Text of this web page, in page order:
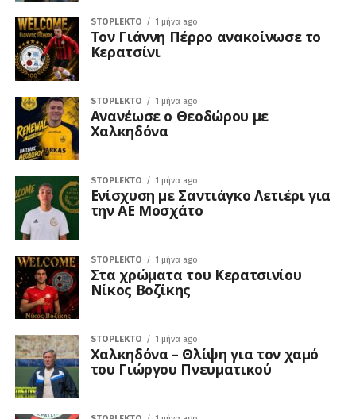
STOPLEKTO 1 μήνα ago
Τον Γιάννη Πέρρο ανακοίνωσε το
Κερατσίνι
STOPLEKTO 1 μήνα ago
Ανανέωσε ο Θεοδώρου με
Χαλκηδόνα
STOPLEKTO 1 μήνα ago
Ενίσχυση με Σαντιάγκο Λετιέρι για
την ΑΕ Μοσχάτο
STOPLEKTO 1 μήνα ago
Στα χρώματα του Κερατσινίου
Νίκος Βοζίκης
STOPLEKTO 1 μήνα ago
Χαλκηδόνα – Θλίψη για τον χαμό
του Γιώργου Πνευματικού